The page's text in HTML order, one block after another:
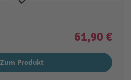
61,90 €
Zum Produkt